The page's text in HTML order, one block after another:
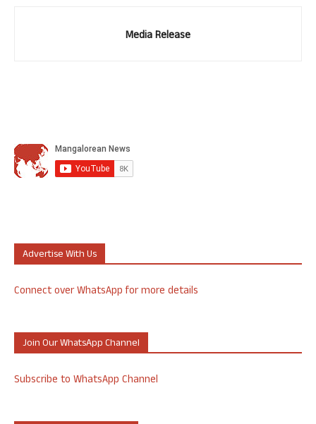
Media Release
Advertise With Us
Connect over WhatsApp for more details
Join Our WhatsApp Channel
Subscribe to WhatsApp Channel